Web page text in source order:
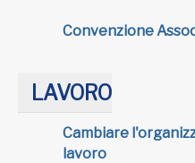
Convenzione
LAVORO
Cambiare
lavoro